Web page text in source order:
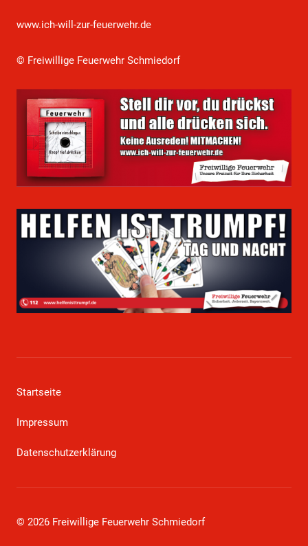
www.ich-will-zur-feuerwehr.de
© Freiwillige Feuerwehr Schmiedorf
Startseite
Impressum
Datenschutzerklärung
© 2026 Freiwillige Feuerwehr Schmiedorf